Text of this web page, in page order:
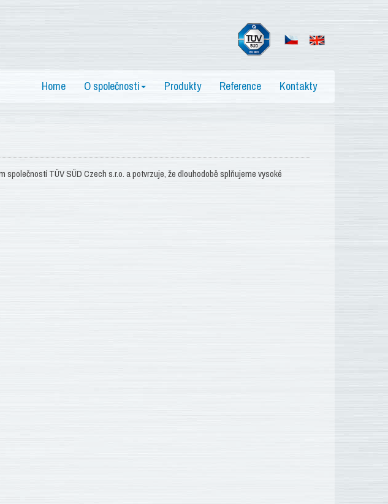
Home O společnosti Produkty Reference Kontakty
TÜV SÜD Czech s.r.o. a potvrzuje, že dlouhodobě splňujeme vysoké